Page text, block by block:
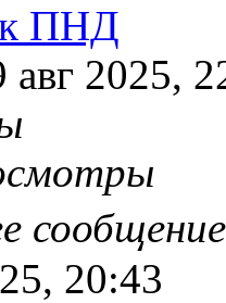
к ПНД
авг 2025,
20:43